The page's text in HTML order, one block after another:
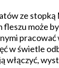
ze
może
w świetle
włączyć,